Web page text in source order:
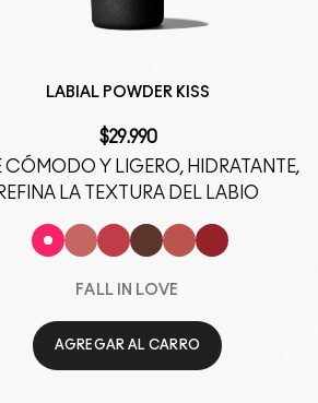
LABIAL POWDER KISS
$29.990
CÓMODO Y LIGERO, HIDRATANTE,
LA TEXTURA DEL LABIO
FALL IN LOVE
AGREGAR AL CARRO